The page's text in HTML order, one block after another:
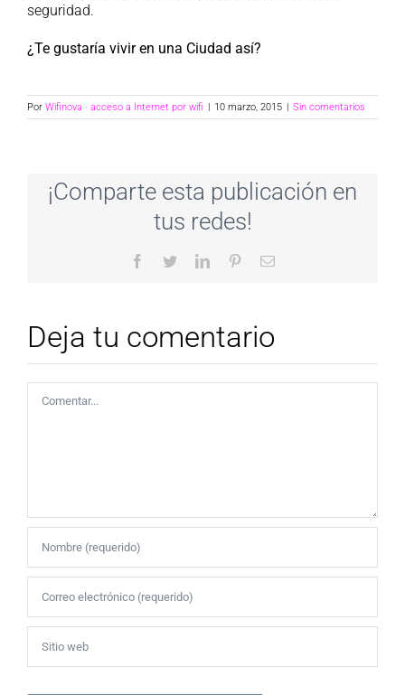
seguridad.
¿Te gustaría vivir en una Ciudad así?
Por Wifinova · acceso a Internet por wifi | 10 marzo, 2015 | Sin comentarios
¡Comparte esta publicación en
tus redes!
Facebook
TwitterLinkedInPinterestCorreo
Deja tu comentario